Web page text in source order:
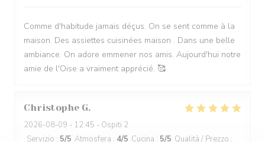
Comme d'habitude jamais déçus. On se sent comme à la
maison. Des assiettes cuisinées maison . Dans une belle
ambiance. On adore emmener nos amis. Aujourd'hui notre
amie de l'Oise a vraiment apprécié. 🥰
Christophe G
2026-08-09 - 12:45 - Ospiti 2
Servizio : 5/5 Atmosfera : 4/5 Cucina : 5/5 Qualità / Prezzo :